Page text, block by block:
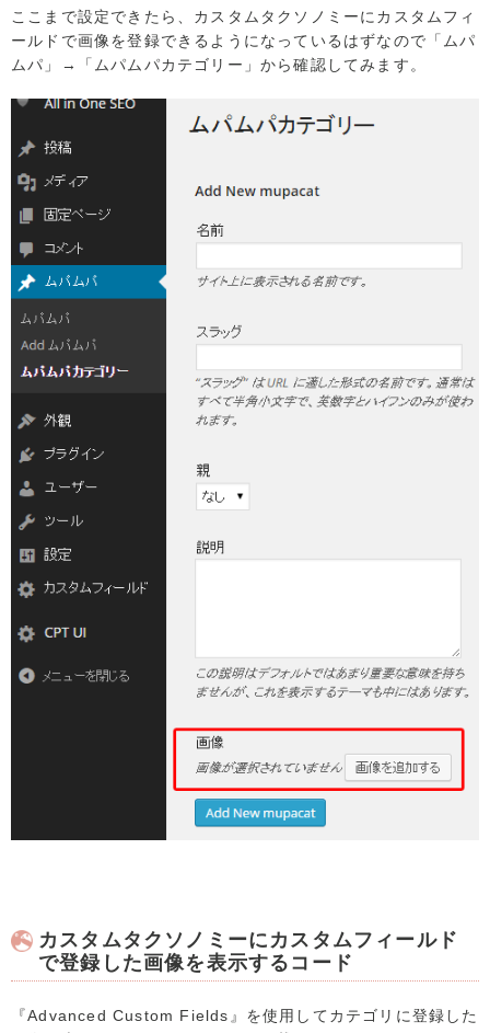
ここまで設定できたら、カスタムタクソノミーにカスタムフィ
ールドで画像を登録できるようになっているはずなので「ムパ
ムパ」→「ムパムパカテゴリー」から確認してみます。
カスタムタクソノミーにカスタムフィールド
で登録した画像を表示するコード
『Advanced Custom Fields』を使用してカテゴリに登録した